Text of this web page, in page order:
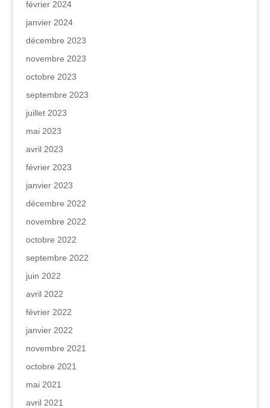
février 2024
janvier 2024
décembre 2023
novembre 2023
octobre 2023
septembre 2023
juillet 2023
mai 2023
avril 2023
février 2023
janvier 2023
décembre 2022
novembre 2022
octobre 2022
septembre 2022
juin 2022
avril 2022
février 2022
janvier 2022
novembre 2021
octobre 2021
mai 2021
avril 2021